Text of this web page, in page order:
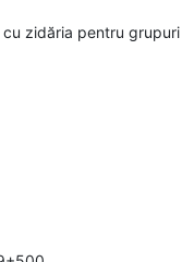
zidăria pentru